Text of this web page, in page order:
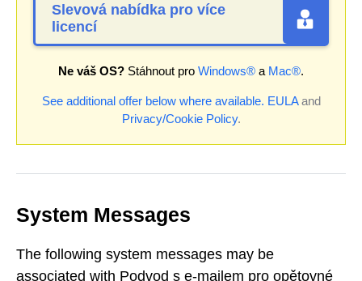
Slevová nabídka pro více
licencí
Ne váš OS? Stáhnout pro Windows® a Mac®.
See additional offer below where available. EULAand
Privacy/Cookie Policy.
System Messages
The following system messages may be
associated with Podvod s e-mailem pro opětovné